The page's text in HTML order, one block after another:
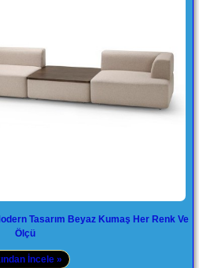
Tasarım Beyaz Kumaş Her Renk Ve
Ölçü
İncele »